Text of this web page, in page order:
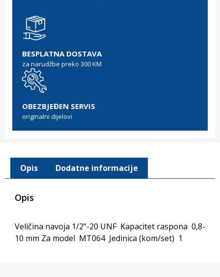
BESPLATNA DOSTAVA
za narudžbe preko 300 KM
OBEZBJEĐEN SERVIS
originalni dijelovi
Opis Dodatne informacije
Opis
Veličina navoja 1/2”-20 UNF Kapacitet raspona 0,8-
10 mm Za model MT064 Jedinica (kom/set) 1